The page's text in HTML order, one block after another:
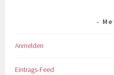
Anmelden
Eintrags-Feed